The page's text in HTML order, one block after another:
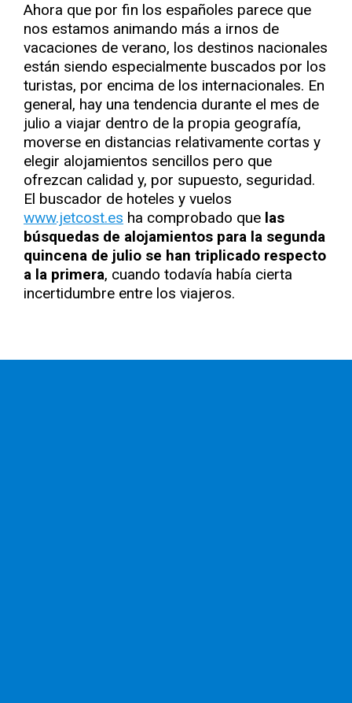
Ahora que por fin los españoles parece que
nos estamos animando más a irnos de
vacaciones de verano, los destinos nacionales
están siendo especialmente buscados por los
turistas, por encima de los internacionales. En
general, hay una tendencia durante el mes de
julio a viajar dentro de la propia geografía,
moverse en distancias relativamente cortas y
elegir alojamientos sencillos pero que
ofrezcan calidad y, por supuesto, seguridad.
El buscador de hoteles y vuelos
www.jetcost.es ha comprobado que las
búsquedas de alojamientos para la segunda
quincena de julio se han triplicado respecto
a la primera, cuando todavía había cierta
incertidumbre entre los viajeros.